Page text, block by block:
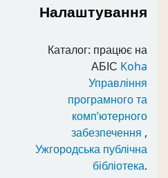
Налаштування
Каталог: працює на
АБІС Koha
Управління
програмного та
комп’ютерного
забезпечення ,
Ужгородська публічна
бібліотека.